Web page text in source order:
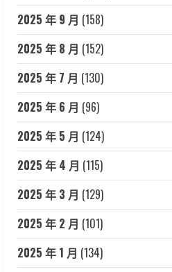
2025 年 9 月 (158)
2025 年 8 月 (152)
2025 年 7 月 (130)
2025 年 6 月 (96)
2025 年 5 月 (124)
2025 年 4 月 (115)
2025 年 3 月 (129)
2025 年 2 月 (101)
2025 年 1 月 (134)